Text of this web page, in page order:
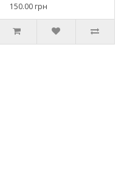
150.00 грн